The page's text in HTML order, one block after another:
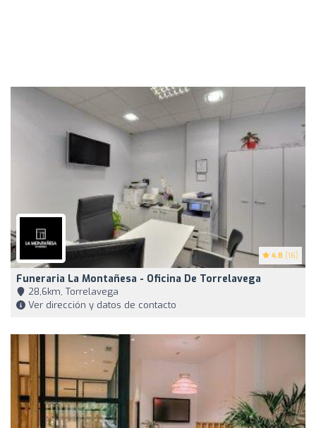
4.8 (16)
Funeraria La Montañesa - Oficina De Torrelavega
28,6km, Torrelavega
Ver dirección y datos de contacto